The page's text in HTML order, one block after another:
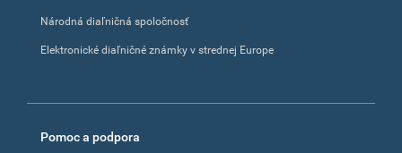
Národná diaľničná spoločnosť
Elektronické diaľničné známky v strednej Europe
Pomoc a podpora